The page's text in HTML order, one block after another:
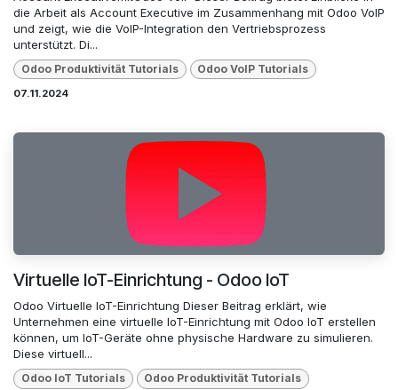
die Arbeit als Account Executive im Zusammenhang mit Odoo VoIP
und zeigt, wie die VoIP-Integration den Vertriebsprozess
unterstützt. Di...
Odoo Produktivität Tutorials Odoo VolP Tutorials
07.11.2024
Virtuelle IoT-Einrichtung - Odoo IoT
Odoo Virtuelle IoT-Einrichtung Dieser Beitrag erklärt, wie
Unternehmen eine virtuelle IoT-Einrichtung mit Odoo IoT erstellen
können, um IoT-Geräte ohne physische Hardware zu simulieren.
Diese virtuell...
Odoo loT Tutorials Odoo Produktivität Tutorials